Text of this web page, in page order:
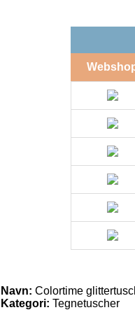
Navn: Colortime
Kategori: Tegnetuscher